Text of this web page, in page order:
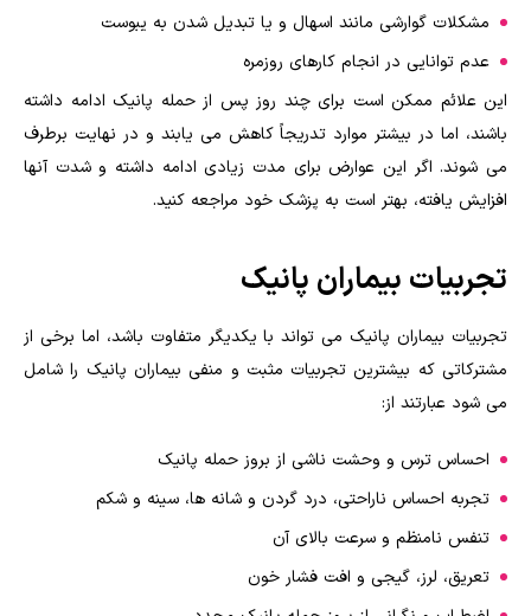
مشکلات گوارشی مانند اسهال و یا تبدیل شدن به یبوست
عدم توانایی در انجام کارهای روزمره
این علائم ممکن است برای چند روز پس از حمله پانیک ادامه داشته
باشند، اما در بیشتر موارد تدریجاً کاهش می یابند و در نهایت برطرف
می شوند. اگر این عوارض برای مدت زیادی ادامه داشته و شدت آنها
افزایش یافته، بهتر است به پزشک خود مراجعه کنید.
تجربیات بیماران پانیک
تجربیات بیماران پانیک می تواند با یکدیگر متفاوت باشد، اما برخی از
مشترکاتی که بیشترین تجربیات مثبت و منفی بیماران پانیک را شامل
می شود عبارتند از:
احساس ترس و وحشت ناشی از بروز حمله پانیک
تجربه احساس ناراحتی، درد گردن و شانه ها، سینه و شکم
تنفس نامنظم و سرعت بالای آن
تعریق، لرز، گیجی و افت فشار خون